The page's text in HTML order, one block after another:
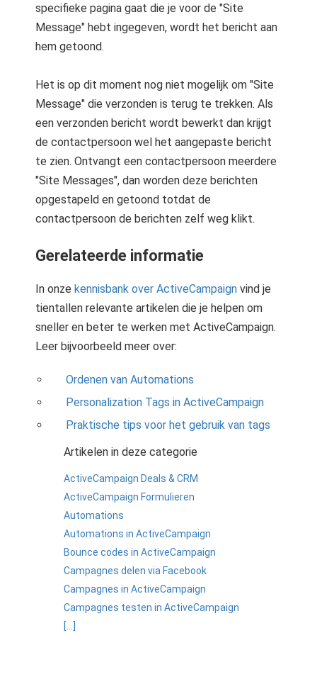
specifieke pagina gaat die je voor de "Site
Message" hebt ingegeven, wordt het bericht aan
hem getoond.
Het is op dit moment nog niet mogelijk om "Site
Message" die verzonden is terug te trekken. Als
een verzonden bericht wordt bewerkt dan krijgt
de contactpersoon wel het aangepaste bericht
te zien. Ontvangt een contactpersoon meerdere
"Site Messages", dan worden deze berichten
opgestapeld en getoond totdat de
contactpersoon de berichten zelf weg klikt.
Gerelateerde informatie
In onze kennisbank over ActiveCampaign vind je
tientallen relevante artikelen die je helpen om
sneller en beter te werken met ActiveCampaign.
Leer bijvoorbeeld meer over:
Ordenen van Automations
Personalization Tags in ActiveCampaign
Praktische tips voor het gebruik van tags
Artikelen in deze categorie
ActiveCampaign Deals & CRM
ActiveCampaign Formulieren
Automations
Automations in ActiveCampaign
Bounce codes in ActiveCampaign
Campagnes delen via Facebook
Campagnes in ActiveCampaign
Campagnes testen in ActiveCampaign
[...]